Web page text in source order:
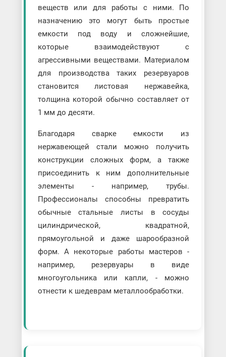
веществ или для работы с ними. По
назначению это могут быть простые
емкости под воду и сложнейшие,
которые взаимодействуют с
агрессивными веществами. Материалом
для производства таких резервуаров
становится листовая нержавейка,
толщина которой обычно составляет от
1 мм до десяти.
Благодаря сварке емкости из
нержавеющей стали можно получить
конструкции сложных форм, а также
присоединить к ним дополнительные
элементы - например, трубы.
Профессионалы способны превратить
обычные стальные листы в сосуды
цилиндрической, квадратной,
прямоугольной и даже шарообразной
форм. А некоторые работы мастеров -
например, резервуары в виде
многоугольника или капли, - можно
отнести к шедеврам металлообработки.